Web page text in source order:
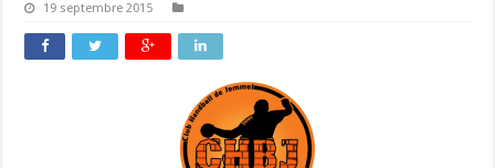
19 septembre 2015